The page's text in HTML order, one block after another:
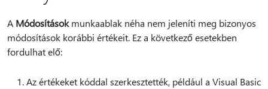
A Módosításokmunkaablak néha nem jeleníti meg bizonyos
módosítások korábbi értékeit. Ez a következő esetekben
fordulhat elő:
Az értékeket kóddal szerkesztették, például a Visual Basic